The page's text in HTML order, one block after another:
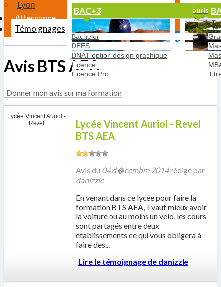
Sport et Bien-être
BAC+3
Bachelor
DEES
DNAT option design graphique
Licence
Licence Pro
Lyon
Alternance
Témoignages
Affiner ma recherche
Avis BTS AEA
Donner mon avis sur ma formation
Lycée Vincent Auriol -
Revel
Lycée Vincent Auriol - Revel
BTS AEA
Avis du 04 d�cembre 2014rédigé par
danizzle
En venant dans ce lycée pour faire la
formation BTS AEA, il vaut mieux avoir
la voiture ou au moins un velo, les cours
sont partagés entre deux
établissements ce qui vous obligera à
faire des...
Lire le témoignage de danizzle